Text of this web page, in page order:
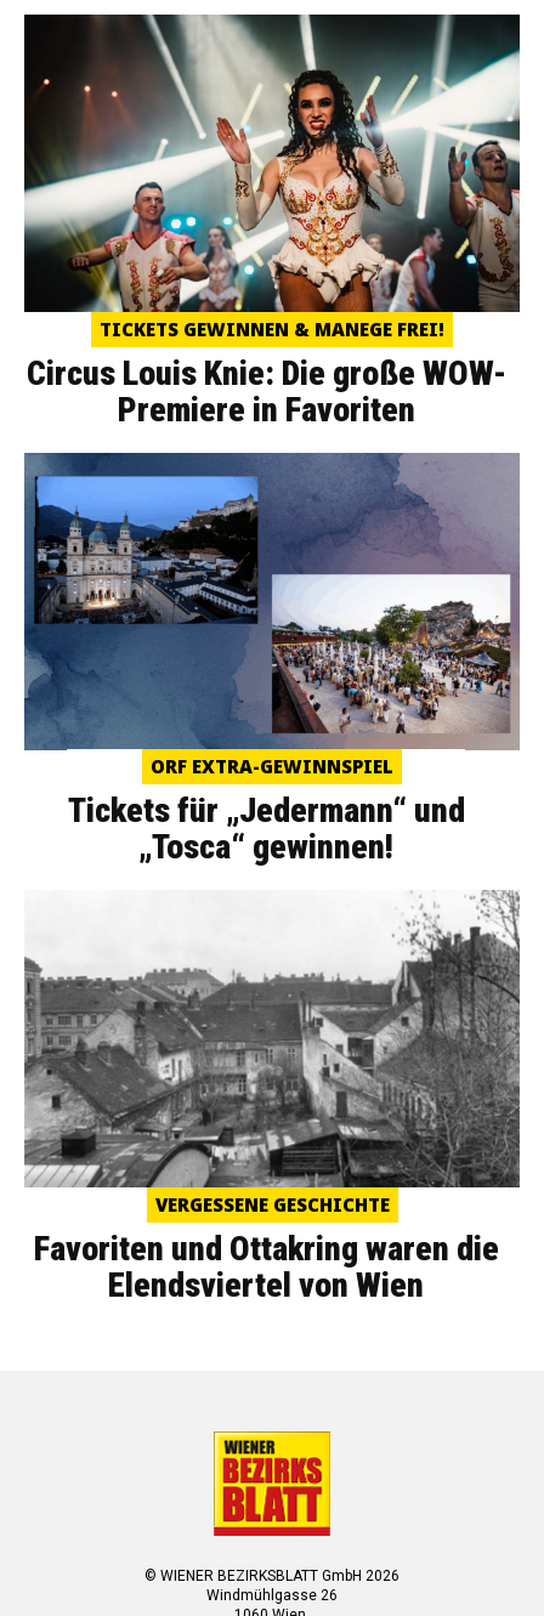
TICKETS GEWINNEN & MANEGE FREI!
Circus Louis Knie: Die große WOW-
Premiere in Favoriten
ORF EXTRA-GEWINNSPIEL
Tickets für „Jedermann“ und
„Tosca“ gewinnen!
VERGESSENE GESCHICHTE
Favoriten und Ottakring waren die
Elendsviertel von Wien
© WIENER BEZIRKSBLATT GmbH 2026
Windmühlgasse 26